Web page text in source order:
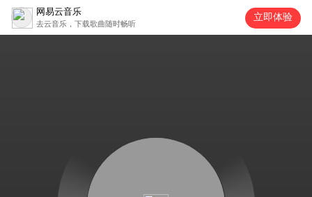
网易云音乐
去云音乐，下载歌曲随时畅听
立即体验